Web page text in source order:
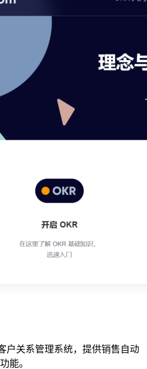
户关系管理系统，提供销售自动
能。